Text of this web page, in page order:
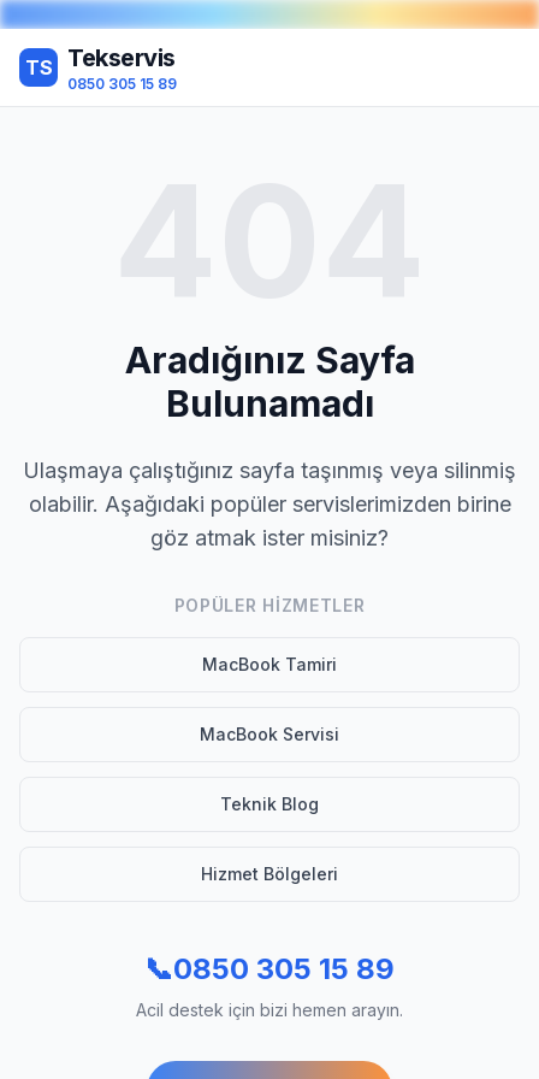
TS Tekservis
0850 305 15 89
Aradığınız Sayfa
Bulunamadı
Ulaşmaya çalıştığınız sayfa taşınmış veya silinmiş
olabilir. Aşağıdaki popüler servislerimizden birine
göz atmak ister misiniz?
POPÜLER HIZMETLER
MacBook Tamiri
MacBook Servisi
Teknik Blog
Hizmet Bölgeleri
📞0850 305 15 89
Acil destek için bizi hemen arayın.